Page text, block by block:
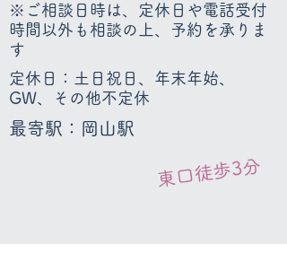
※ご相談日時は、定休日や電話受付
時間以外も相談の上、予約を承りま
す
定休日：土日祝日、年末年始、
GW、その他不定休
最寄駅：岡山駅
東口徒歩3分